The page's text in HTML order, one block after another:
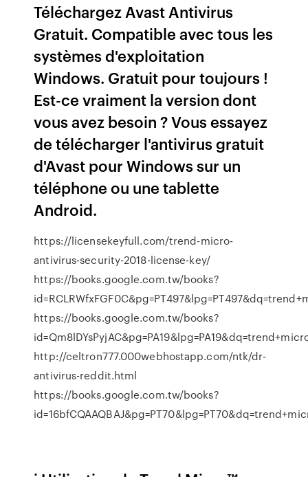
Téléchargez Avast Antivirus
Gratuit. Compatible avec tous les
systèmes d'exploitation
Windows. Gratuit pour toujours !
Est-ce vraiment la version dont
vous avez besoin ? Vous essayez
de télécharger l'antivirus gratuit
d'Avast pour Windows sur un
téléphone ou une tablette
Android.
https://licensekeyfull.com/trend-micro-
antivirus-security-2018-license-key/
https://books.google.com.tw/books?
https://books.google.com.tw/books?
http://celtron777.000webhostapp.com/ntk/dr-
antivirus-reddit.html
https://books.google.com.tw/books?